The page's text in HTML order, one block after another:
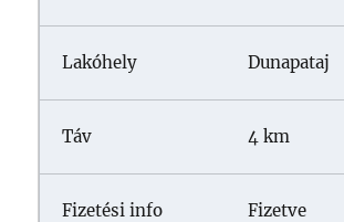
Dunapataj
4 km
Fizetve